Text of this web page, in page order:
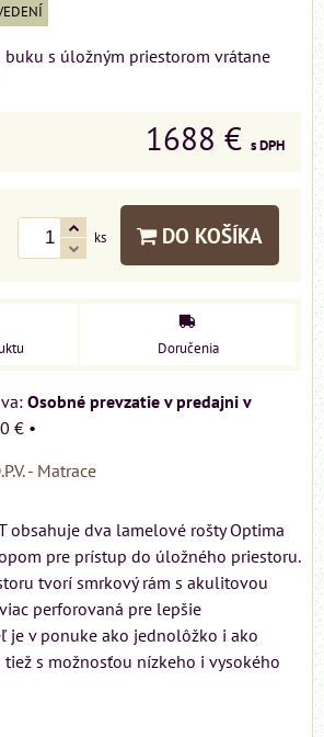
buku s úložným priestorom vrátane
1688 € s DPH
ks DO KOŠÍKA
Doručenia
Osobné prevzatie v predajni v
0 € •
- Matrace
obsahuje dva lamelové rošty Optima
pre prístup do úložného priestoru.
tvorí smrkový rám s akulitovou
perforovaná pre lepšie
je v ponuke ako jednolôžko i ako
s možnosťou nízkeho i vysokého